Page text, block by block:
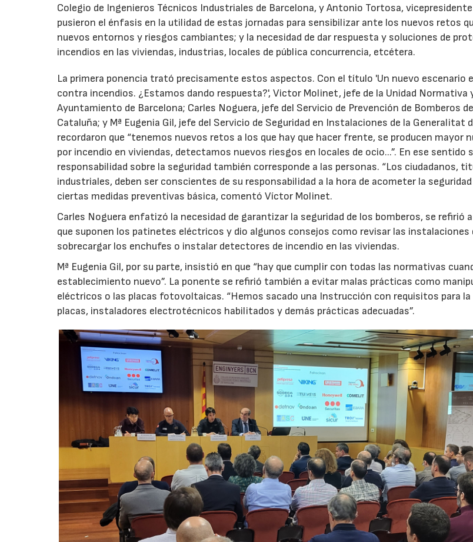
Colegio de Ingenieros Técnicos Industriales de Barcelona, y Antonio Tortosa,
pusieron el énfasis en la utilidad de estas jornadas para sensibilizar ante los nuevos retos
nuevos entornos y riesgos cambiantes; y la necesidad de dar respuesta y soluciones de
incendios en las viviendas, industrias, locales de pública concurrencia, etcétera.
La primera ponencia trató precisamente estos aspectos. Con el título 'Un nuevo escenario
contra incendios. ¿Estamos dando respuesta?', Victor Molinet, jefe de la Unidad Normativa
Ayuntamiento de Barcelona; Carles Noguera, jefe del Servicio de Prevención de Bomberos
Cataluña; y Mª Eugenia Gil, jefe del Servicio de Seguridad en Instalaciones de la Generalitat
recordaron que “tenemos nuevos retos a los que hay que hacer frente, se producen mayor
por incendio en viviendas, detectamos nuevos riesgos en locales de ocio...”. En ese sentido
responsabilidad sobre la seguridad también corresponde a las personas. “Los ciudadanos,
industriales, deben ser conscientes de su responsabilidad a la hora de acometer la
ciertas medidas preventivas básica, comentó Víctor Molinet.
Carles Noguera enfatizó la necesidad de garantizar la seguridad de los bomberos, se refirió
que suponen los patinetes eléctricos y dio algunos consejos como revisar las instalaciones
sobrecargar los enchufes o instalar detectores de incendio en las viviendas.
Mª Eugenia Gil, por su parte, insistió en que “hay que cumplir con todas las normativas
establecimiento nuevo”. La ponente se refirió también a evitar malas prácticas como
eléctricos o las placas fotovoltaicas. “Hemos sacado una Instrucción con requisitos para
placas, instaladores electrotécnicos habilitados y demás prácticas adecuadas”.
21/07/2026